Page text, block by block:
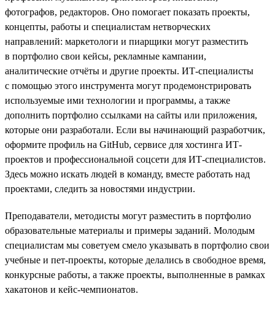
фотографов, редакторов. Оно помогает показать проекты,
концепты, работы и специалистам нетворческих
направлений: маркетологи и пиарщики могут разместить
в портфолио свои кейсы, рекламные кампании,
аналитические отчёты и другие проекты. ИТ-специалисты
с помощью этого инструмента могут продемонстрировать
используемые ими технологии и программы, а также
дополнить портфолио ссылками на сайты или приложения,
которые они разработали. Если вы начинающий разработчик,
оформите профиль на GitHub, сервисе для хостинга ИТ-
проектов и профессиональной соцсети для ИТ-специалистов.
Здесь можно искать людей в команду, вместе работать над
проектами, следить за новостями индустрии.
Преподаватели, методисты могут разместить в портфолио
образовательные материалы и примеры заданий. Молодым
специалистам мы советуем смело указывать в портфолио свои
учебные и пет-проекты, которые делались в свободное время,
конкурсные работы, а также проекты, выполненные в рамках
хакатонов и кейс-чемпионатов.